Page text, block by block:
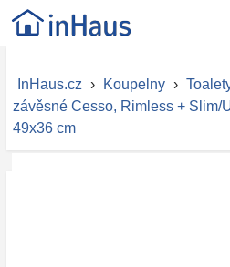
InHaus.cz › Koupelny ›
závěsné Cesso, Rimless + Slim/
49x36 cm